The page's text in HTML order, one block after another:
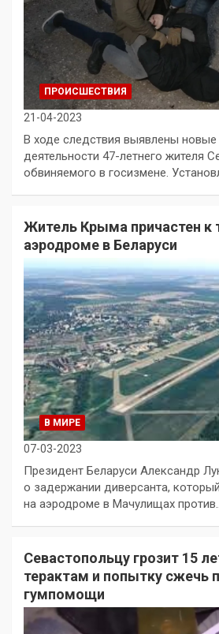
ПРОИСШЕСТВИЯ
21-04-2023
В ходе следствия выявлены
деятельности 47-летнего жителя
обвиняемого в госизмене.
Житель Крыма причастен к
аэродроме в Беларуси
В МИРЕ
07-03-2023
Президент Беларуси Александр
о задержании диверсанта,
на аэродроме в Мачулищах
Севастопольцу грозит 15
терактам и попытку сжечь
гумпомощи